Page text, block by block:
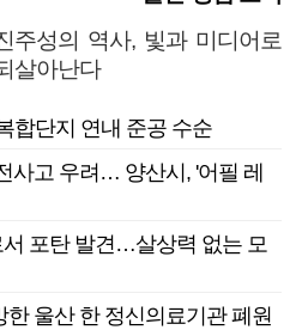
주성의 역사, 빛과 미디어로
살아난다
합단지 연내 준공 수순
사고 우려… 양산시, '어필 레
포탄 발견…살상력 없는 모
울산 한 정신의료기관 폐원